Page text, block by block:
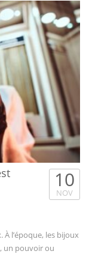
10
NOV
l’époque, les bijoux
un pouvoir ou